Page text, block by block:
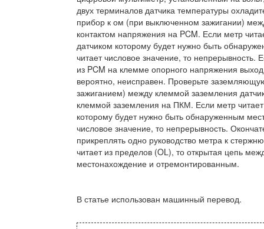
двух терминалов датчика температуры
прибор к ом (при выключенном зажигании)
контактом напряжения на PCM. Если метр
датчиком которому будет нужно быть
читает числовое значение, то непрерывность.
из PCM на клемме опорного напряжения
вероятно, неисправен. Проверьте
зажиганием) между клеммой заземления
клеммой заземления на ПКМ. Если метр
которому будет нужно быть обнаруженным
числовое значение, то непрерывность.
прикреплять одно руководство метра к
читает из пределов (OL), то открытая цепь
местонахождение и отремонтированным.
В статье использован машинный перевод.